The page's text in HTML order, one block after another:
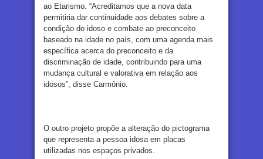
ao Etarismo. “Acreditamos que a nova data
permitiria dar continuidade aos debates sobre a
condição do idoso e combate ao preconceito
baseado na idade no país, com uma agenda mais
específica acerca do preconceito e da
discriminação de idade, contribuindo para uma
mudança cultural e valorativa em relação aos
idosos”, disse Carmônio.
O outro projeto propõe a alteração do pictograma
que representa a pessoa idosa em placas
utilizadas nos espaços privados.